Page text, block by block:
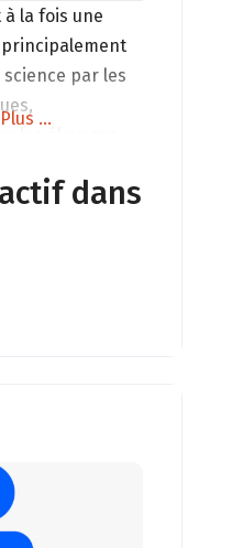
à la fois une
principalement
science par les
au ressenti du
...
dans